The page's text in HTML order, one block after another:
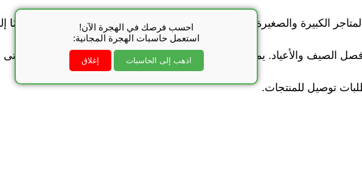
الكبيرة والصغيرة، بالإضافة إلى الأسواق التقليدية. هذه الأماكن تحتاج دائمًا
الصيف والأعياد. يمكن للمهاجرين العمل في محلات الملابس، البقالة، أو حتى
توصيل للمنتجات.
احسب فرصك في الهجرة الآن!
استعمل حاسبات الهجرة المجانية:
اذهب إلى الحاسبات إغلاق